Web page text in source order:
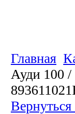
Главная
Ауди 100